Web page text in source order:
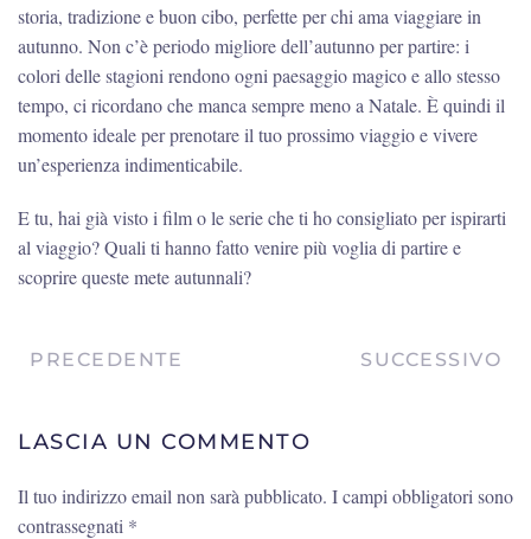
storia, tradizione e buon cibo, perfette per chi ama viaggiare in
autunno. Non c’è periodo migliore dell’autunno per partire: i
colori delle stagioni rendono ogni paesaggio magico e allo stesso
tempo, ci ricordano che manca sempre meno a Natale. È quindi il
momento ideale per prenotare il tuo prossimo viaggio e vivere
un’esperienza indimenticabile.
E tu, hai già visto i film o le serie che ti ho consigliato per ispirarti
al viaggio? Quali ti hanno fatto venire più voglia di partire e
scoprire queste mete autunnali?
PRECEDENTE SUCCESSIVO
LASCIA UN COMMENTO
Il tuo indirizzo email non sarà pubblicato. I campi obbligatori sono
contrassegnati *